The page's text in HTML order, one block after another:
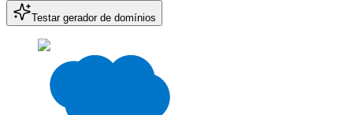
Testar gerador de domínios